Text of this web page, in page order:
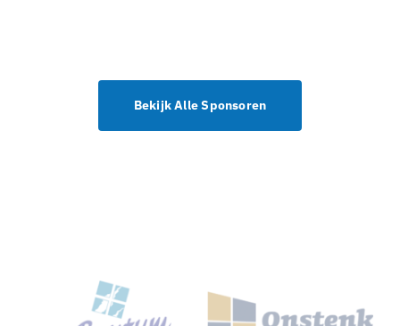
Bekijk Alle Sponsoren